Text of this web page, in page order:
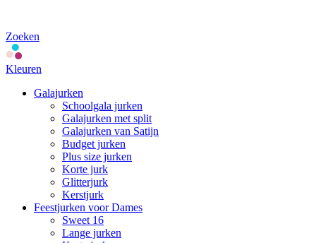
Zoeken
Kleuren
Galajurken
Schoolgala jurken
Galajurken met split
Galajurken van Satijn
Budget jurken
Plus size jurken
Korte jurk
Glitterjurk
Kerstjurk
Feestjurken voor Dames
Sweet 16
Lange jurken